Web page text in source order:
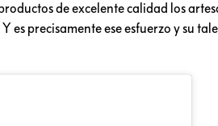
de excelente calidad los
precisamente ese esfuerzo y su